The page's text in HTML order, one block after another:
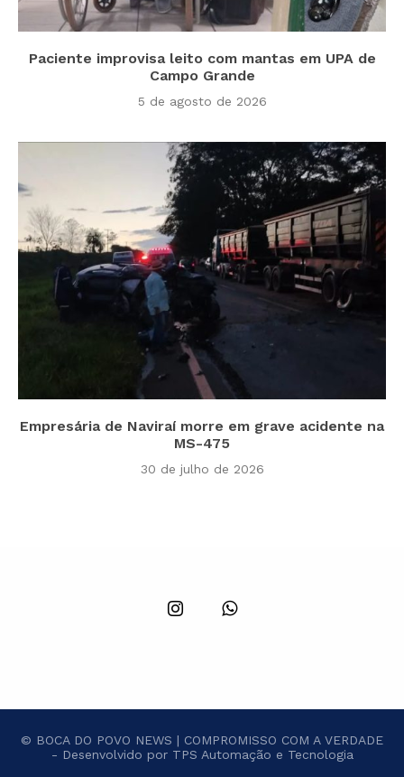
Paciente improvisa leito com mantas em UPA de
Campo Grande
5 de agosto de 2026
Empresária de Naviraí morre em grave acidente na
MS-475
30 de julho de 2026
© BOCA DO POVO NEWS | COMPROMISSO COM A VERDADE
- Desenvolvido por TPS Automação e Tecnologia